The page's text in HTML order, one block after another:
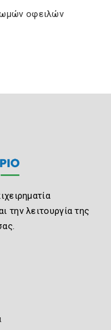
οφειλών
την λειτουργία της